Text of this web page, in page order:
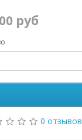
руб
0 отзывов